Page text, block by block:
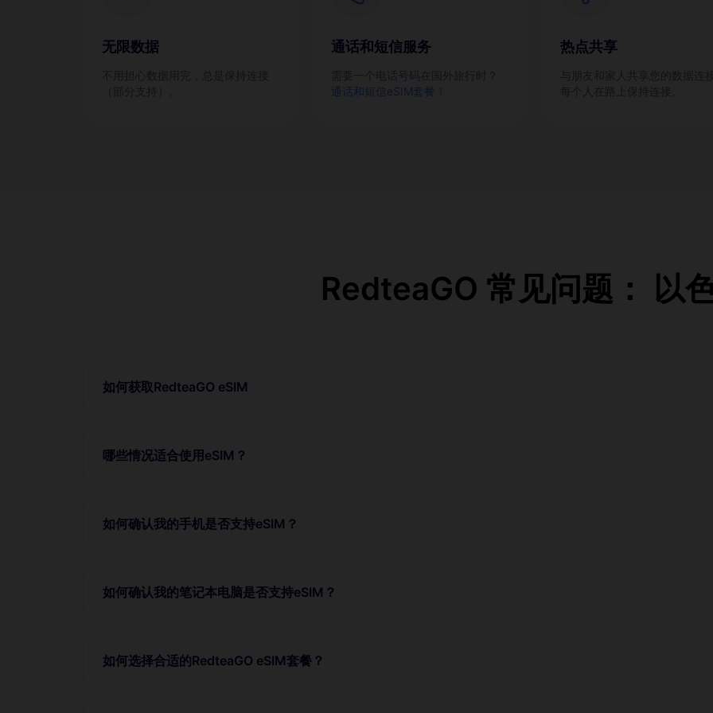
无限数据 通话和短信服务
通话和短信eSIM套餐！
热点共享
RedteaGO 常见问题： 以
如何获取RedteaGO eSIM
哪些情况适合使用eSIM？
如何确认我的手机是否支持eSIM？
如何确认我的笔记本电脑是否支持eSIM？
如何选择合适的RedteaGO eSIM套餐？